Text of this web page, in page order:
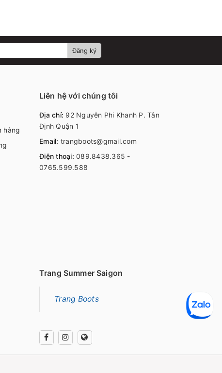
Đăng ký
hàng
Liên hệ với chúng tôi
Địa chỉ: 92 Nguyễn Phi Khanh P. Tân
Định Quận 1
Email: trangboots@gmail.com
Điện thoại: 089.8438.365 -
0765.599.588
Trang Summer Saigon
Trang Boots